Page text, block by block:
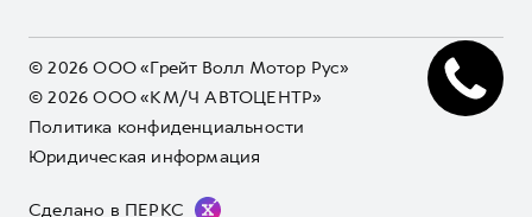
© 2026 ООО «Грейт Волл Мотор Рус»
© 2026 ООО «КМ/Ч АВТОЦЕНТР»
Политика конфиденциальности
Юридическая информация
Сделано в ПЕРКС